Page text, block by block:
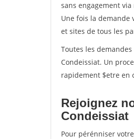
sans engagement
Une fois la demande
et sites de tous les
Toutes les
Condeissiat. Un
rapidement $etre en
Rejoignez
Condeissiat
Pour pérénniser